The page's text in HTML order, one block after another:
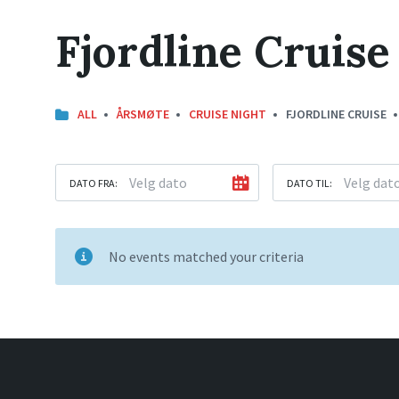
Fjordline Cruise
ALL ÅRSMØTE CRUISE NIGHT FJORDLINE CRUISE
DATO FRA: DATO TIL:
No events matched your criteria